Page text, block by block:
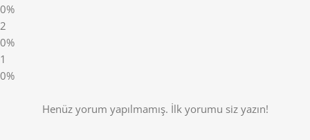
0%
2
0%
1
0%
Henüz yorum yapılmamış. İlk yorumu siz yazın!